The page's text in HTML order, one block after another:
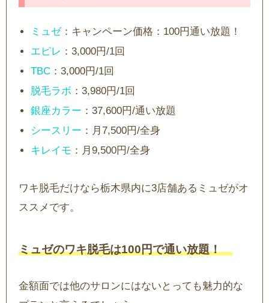
ミュゼ：キャンペーン価格：100円通い放題！
エピレ ：3,000円/1回
TBC ：3,000円/1回
脱毛ラボ ：3,980円/1回
銀座カラー ：37,600円/通い放題
シースリー ：月7,500円/全身
キレイモ ：月9,500円/全身
ワキ脱毛だけなら栃木県内に3店舗あるミュゼがオ
ススメです。
ミュゼのワキ脱毛は100円で通い放題！
金額面では他のサロンにはないとっても魅力的な